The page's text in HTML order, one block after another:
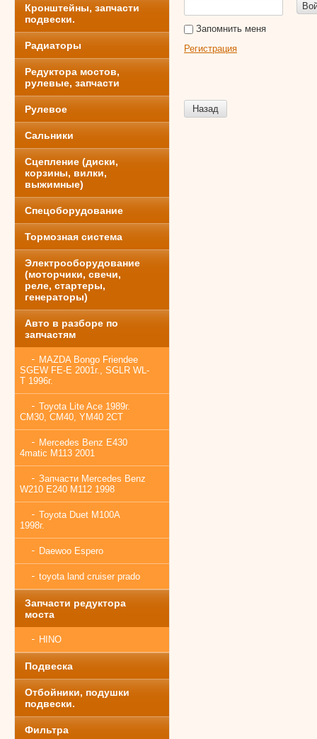
Кронштейны, запчасти
подвески.
Радиаторы
Редуктора мостов,
рулевые, запчасти
Рулевое
Сальники
Сцепление (диски,
корзины, вилки,
выжимные)
Спецоборудование
Тормозная система
Электрооборудование
(моторчики, свечи,
реле, стартеры,
генераторы)
Авто в разборе по
запчастям
MAZDA Bongo Friendee
SGEW FE-E 2001г., SGLR WL-
T 1996г.
Toyota Lite Ace 1989г.
CM30, CM40, YM40 2CT
Mercedes Benz E430
4matic M113 2001
Запчасти Mercedes Benz
W210 E240 M112 1998
Toyota Duet M100A
1998г.
Daewoo Espero
toyota land cruiser prado
Запчасти редуктора
моста
HINO
Подвеска
Отбойники, подушки
подвески.
Фильтра
Запомнить меня
Регистрация
Назад